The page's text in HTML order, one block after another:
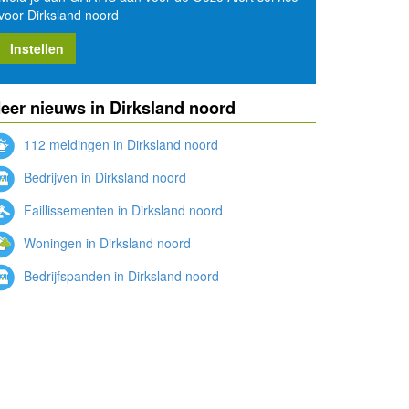
Dirksland noord
Instellen
nieuws in Dirksland noord
112 meldingen in Dirksland noord
Bedrijven in Dirksland noord
Faillissementen in Dirksland noord
Woningen in Dirksland noord
Bedrijfspanden in Dirksland noord